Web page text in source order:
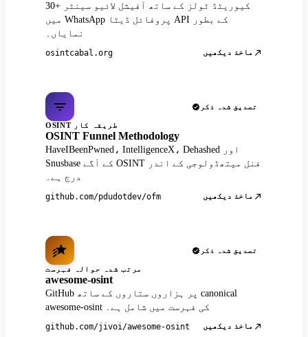
30+ کیوریٹڈ ٹولز کے ساتھ آفیشل لائیو سینٹر
میں WhatsApp پروفائل ڈیٹا API کے بطور
نمایاں۔
osintcabal.org ماخذ دیکھیں
تصدیق شدہ ذکر
OSINT طریقہ کار
OSINT Funnel Methodology
HaveIBeenPwned، IntelligenceX، Dehashed اور
Snusbase کے آگے OSINT فنل میتھڈولوجی کے اندر
درج ہے۔
github.com/pdudotdev/ofm ماخذ دیکھیں
تصدیق شدہ ذکر
مرتب شدہ حوالہ فہرست
awesome-osint
GitHub پر ہزاروں ستاروں کے ساتھ canonical
awesome-osint کی فہرست میں شامل ہے۔
github.com/jivoi/awesome-osint ماخذ دیکھیں